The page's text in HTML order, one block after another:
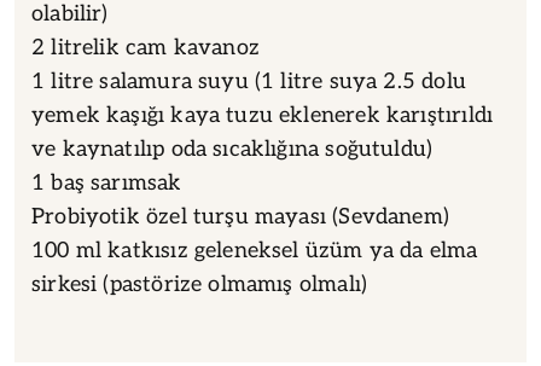
olabilir)
2 litrelik cam kavanoz
1 litre salamura suyu (1 litre suya 2.5 dolu
yemek kaşığı kaya tuzu eklenerek karıştırıldı
ve kaynatılıp oda sıcaklığına soğutuldu)
1 baş sarımsak
Probiyotik özel turşu mayası (Sevdanem)
100 ml katkısız geleneksel üzüm ya da elma
sirkesi (pastörize olmamış olmalı)